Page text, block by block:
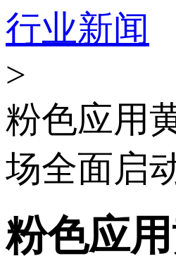
行业新闻
>
粉色应用
场全面启
粉色应